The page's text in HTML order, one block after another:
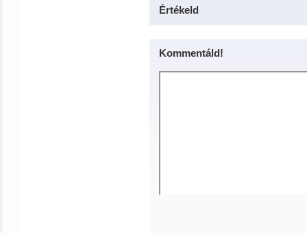
Értékeld
Kommentáld!